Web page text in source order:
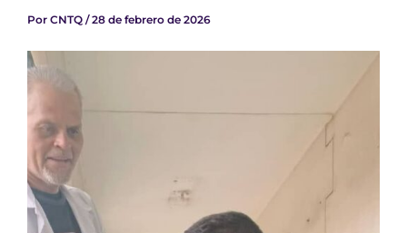
Por CNTQ /28 de febrero de 2026